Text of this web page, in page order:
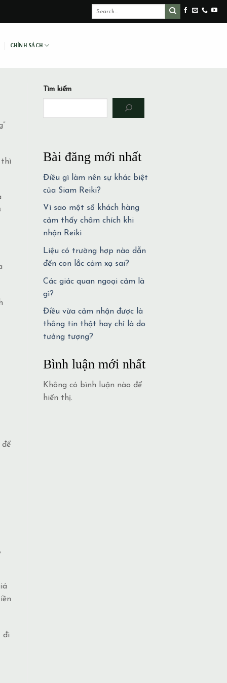
CHÍNH SÁCH
thì
để
đi
Tìm kiếm
Bài đăng mới nhất
Điều gì làm nên sự khác biệt
của Siam Reiki?
Vì sao một số khách hàng
cảm thấy châm chích khi
nhận Reiki
Liệu có trường hợp nào dẫn
đến con lắc cảm xạ sai?
Các giác quan ngoại cảm là
gì?
Điều vừa cảm nhận được là
thông tin thật hay chỉ là do
tưởng tượng?
Bình luận mới nhất
Không có bình luận nào để
hiển thị.